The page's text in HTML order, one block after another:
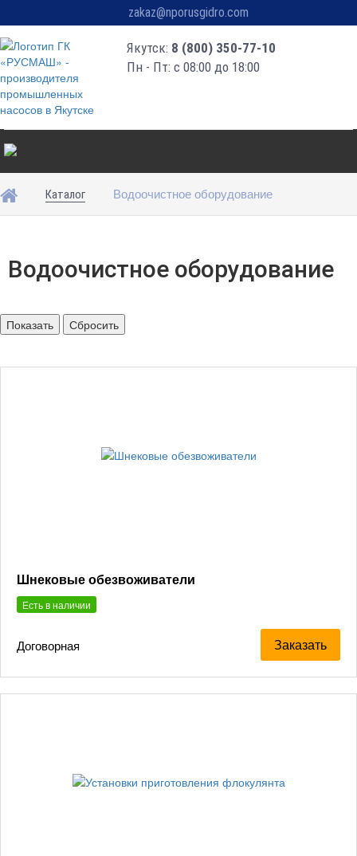
zakaz@nporusgidro.com
Якутск: 8 (800) 350-77-10
Пн - Пт: с 08:00 до 18:00
Каталог Водоочистное оборудование
Водоочистное оборудование
Шнековые обезвоживатели
Есть в наличии
Договорная Заказать